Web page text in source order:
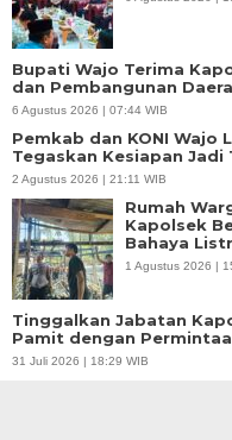
Bupati Wajo Terima
dan Pembangunan
6 Agustus 2026 | 07:44 WIB
Pemkab dan KONI Wajo
Tegaskan Kesiapan Jadi
2 Agustus 2026 | 21:11 WIB
Rumah
Kapolsek
Bahaya
1 Agustus 2026 |
Tinggalkan Jabatan
Pamit dengan
31 Juli 2026 | 18:29 WIB